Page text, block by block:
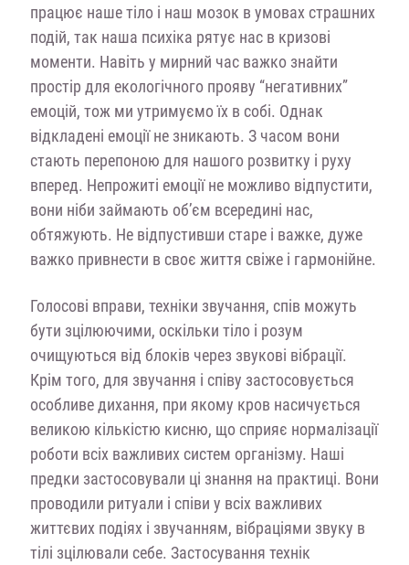
працює наше тіло і наш мозок в умовах страшних
подій, так наша психіка рятує нас в кризові
моменти. Навіть у мирний час важко знайти
простір для екологічного прояву “негативних”
емоцій, тож ми утримуємо їх в собі. Однак
відкладені емоції не зникають. З часом вони
стають перепоною для нашого розвитку і руху
вперед. Непрожиті емоції не можливо відпустити,
вони ніби займають об’єм всередині нас,
обтяжують. Не відпустивши старе і важке, дуже
важко привнести в своє життя свіже і гармонійне.
Голосові вправи, техніки звучання, спів можуть
бути зцілюючими, оскільки тіло і розум
очищуються від блоків через звукові вібрації.
Крім того, для звучання і співу застосовується
особливе дихання, при якому кров насичується
великою кількістю кисню, що сприяє нормалізації
роботи всіх важливих систем організму. Наші
предки застосовували ці знання на практиці. Вони
проводили ритуали і співи у всіх важливих
життєвих подіях і звучанням, вібраціями звуку в
тілі зцілювали себе. Застосування технік